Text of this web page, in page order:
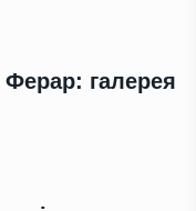
галерея